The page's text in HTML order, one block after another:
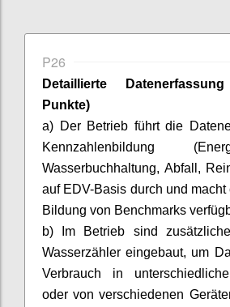
P26
Detaillierte
Punkte)
a) Der Betrieb führt die
Kennzahlenbildung
Wasserbuchhaltung, Abfall,
auf EDV-Basis durch und
Bildung von Benchmarks
b) Im Betrieb sind
Wasserzähler eingebaut, um
Verbrauch in
oder von verschiedenen